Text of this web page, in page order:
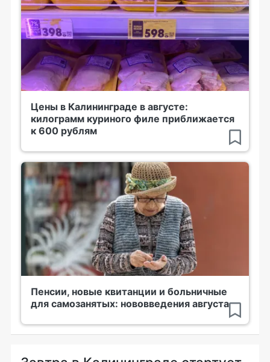
Цены в Калининграде в августе:
килограмм куриного филе приближается
к 600 рублям
Пенсии, новые квитанции и больничные
для самозанятых: нововведения августа